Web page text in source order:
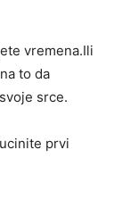
vremena.Ili
to da
srce.
prvi